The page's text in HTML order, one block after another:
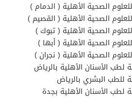
الصحية الأهلية ( الدمام )​
الصحية الأهلية ( القصيم )​
الصحية الأهلية ( تبوك )​
الصحية الأهلية ( أبها )​
الصحية الأهلية ( نجران )​
لطب الأسنان الأهلية بالرياض
للطب البشري بالرياض
لطب الأسنان الأهلية بجدة